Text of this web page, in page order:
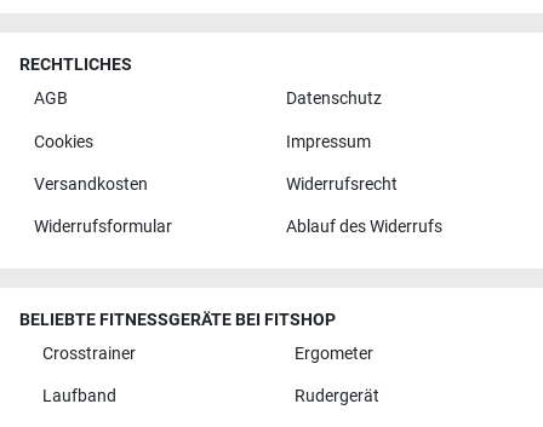
RECHTLICHES
AGB
Datenschutz
Cookies Impressum
Versandkosten Widerrufsrecht
Widerrufsformular Ablauf des Widerrufs
BELIEBTE FITNESSGERÄTE BEI FITSHOP
Crosstrainer
Ergometer
Laufband Rudergerät